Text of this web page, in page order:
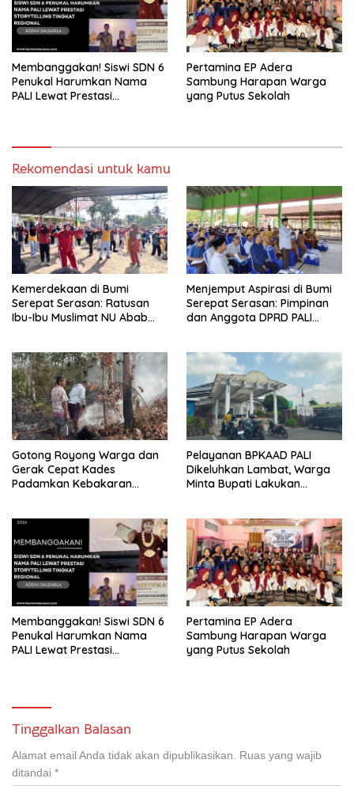
Membanggakan! Siswi SDN 6
Penukal Harumkan Nama
PALI Lewat Prestasi
Pertamina EP Adera
Sambung Harapan Warga
yang Putus Sekolah
Rekomendasi untuk kamu
Kemerdekaan di Bumi
Serepat Serasan: Ratusan
Ibu-Ibu Muslimat NU Abab
Indonesia
Menjemput Aspirasi di Bumi
Serepat Serasan: Pimpinan
dan Anggota DPRD PALI
Melalui Reses Ke-2 Tahun
2026
Gotong Royong Warga dan
Gerak Cepat Kades
Padamkan Kebakaran
Pelayanan BPKAAD PALI
Dikeluhkan Lambat, Warga
Minta Bupati Lakukan
Membanggakan! Siswi SDN 6
Penukal Harumkan Nama
PALI Lewat Prestasi
Pertamina EP Adera
Sambung Harapan Warga
yang Putus Sekolah
Tinggalkan Balasan
Alamat email Anda tidak akan dipublikasikan.
Ruas yang wajib
ditandai *